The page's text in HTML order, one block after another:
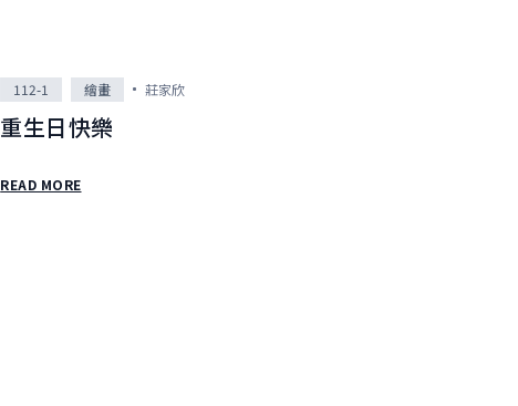
112-1 繪畫 莊家欣
重生日快樂
READ MORE